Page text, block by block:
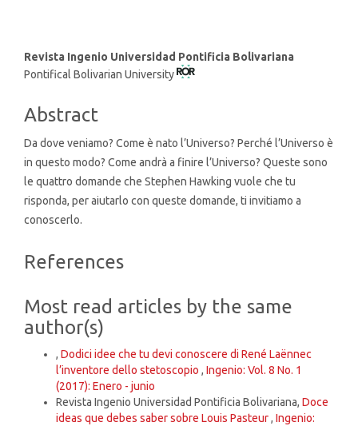
Main
Article
Revista Ingenio Universidad Pontificia Bolivariana
Pontifical Bolivarian University
Abstract
Da dove veniamo? Come è nato l’Universo? Perché l’Universo è
in questo modo? Come andrà a finire l’Universo? Queste sono
le quattro domande che Stephen Hawking vuole che tu
risponda, per aiutarlo con queste domande, ti invitiamo a
conoscerlo.
Article
References
Most read articles by the same
author(s)
, Dodici idee che tu devi conoscere di René Laënnec
l’inventore dello stetoscopio , Ingenio: Vol. 8 No. 1
(2017): Enero - junio
Revista Ingenio Universidad Pontificia Bolivariana, Doce
ideas que debes saber sobre Louis Pasteur, Ingenio: